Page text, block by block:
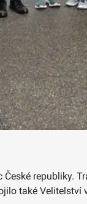
republiky.
také Velitelství